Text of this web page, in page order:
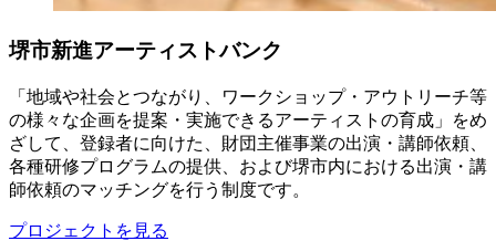
堺市新進アーティストバンク
「地域や社会とつながり、ワークショップ・アウトリーチ等
の様々な企画を提案・実施できるアーティストの育成」をめ
ざして、登録者に向けた、財団主催事業の出演・講師依頼、
各種研修プログラムの提供、および堺市内における出演・講
師依頼のマッチングを行う制度です。
プロジェクトを見る